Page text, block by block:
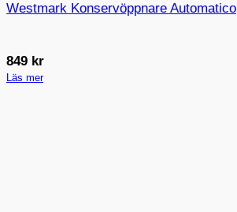
Westmark Konservöppnare Automatico
849 kr
Läs mer